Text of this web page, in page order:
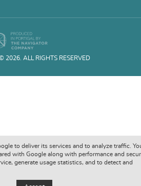
2026. ALL RIGHTS RESERVED
to deliver its services and to analyze traffic.
with Google along with performance and
generate usage statistics, and to detect and